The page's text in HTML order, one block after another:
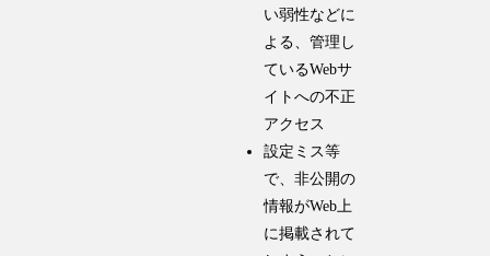
い弱性などに
よる、管理し
ているWebサ
イトへの不正
アクセス
設定ミス等
で、非公開の
情報がWeb上
に掲載されて